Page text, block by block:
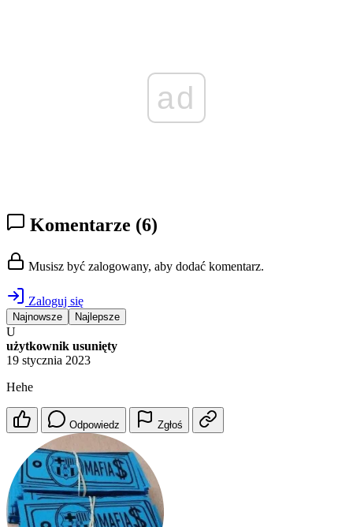
ad
Komentarze (6)
Musisz być zalogowany, aby dodać komentarz.
Zaloguj się
Najnowsze Najlepsze
U
użytkownik usunięty
19 stycznia 2023
Hehe
Odpowiedz Zgłoś